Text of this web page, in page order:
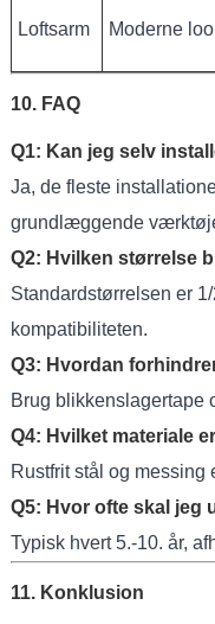
Loftsarm Moderne
10. FAQ
Q1: Kan jeg selv
Ja, de fleste
grundlæggende
Q2: Hvilken størrelse
Standardstørrelsen er
kompatibiliteten.
Q3: Hvordan
Brug blikkenslagertape
Q4: Hvilket materiale
Rustfrit stål og messing
Q5: Hvor ofte skal jeg
Typisk hvert 5.-10. år,
11. Konklusion